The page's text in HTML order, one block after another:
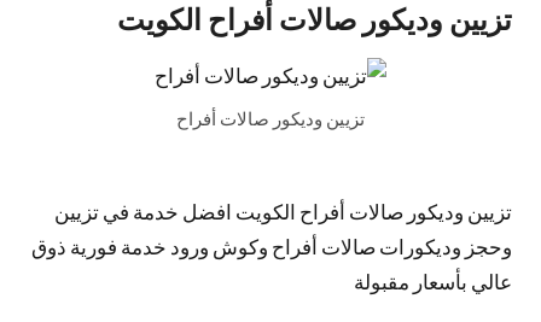
للاعلانات
الخدمية
تزيين وديكور صالات أفراح الكويت
تزيين وديكور صالات أفراح
تزيين وديكور صالات أفراح الكويت افضل خدمة في تزيين
وحجز وديكورات صالات أفراح وكوش ورود خدمة فورية ذوق
عالي بأسعار مقبولة